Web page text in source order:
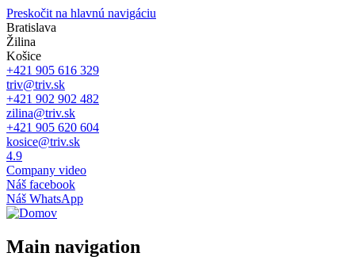
Preskočit na hlavnú navigáciu
Bratislava
Žilina
Košice
+421 905 616 329
triv@triv.sk
+421 902 902 482
zilina@triv.sk
+421 905 620 604
kosice@triv.sk
4.9
Company video
Náš facebook
Náš WhatsApp
Main navigation